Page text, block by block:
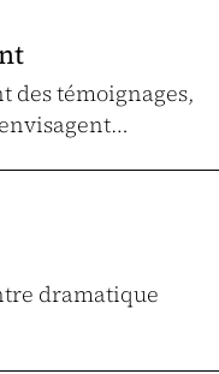
des témoignages,
dramatique